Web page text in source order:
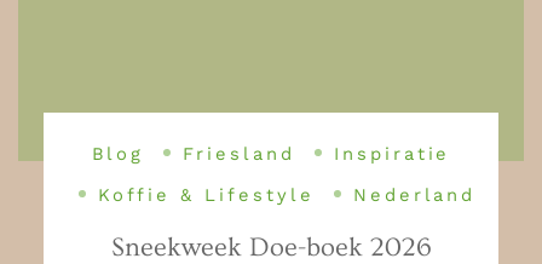
Blog Friesland
Inspiratie
Koffie & Lifestyle
Nederland
Sneekweek Doe-boek 2026